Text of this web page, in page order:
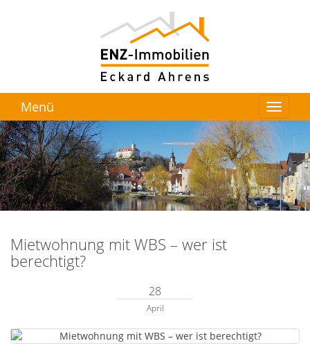
Menü
Mietwohnung mit WBS – wer ist
berechtigt?
28
April